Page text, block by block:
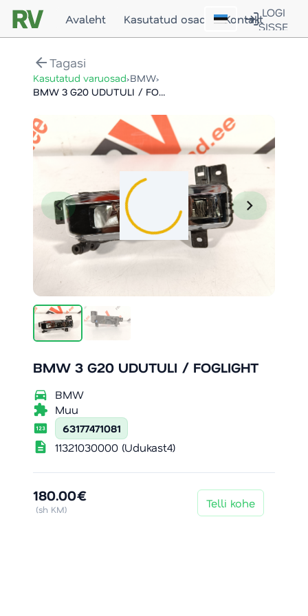
Avaleht Kasutatud osad KontaktLOGI
SISSE
arrow_backTagasi
Kasutatud varuosad›BMW›
BMW 3 G20 UDUTULI / FOGLIGHT
chevron_left chevron_right
BMW 3 G20 UDUTULI / FOGLIGHT
directions_car BMW
extension Muu
pin 63177471081
description 11321030000 (Udukast4)
180.00€
(sh KM) Telli kohe